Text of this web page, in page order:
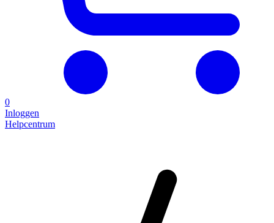
0
Inloggen
Helpcentrum